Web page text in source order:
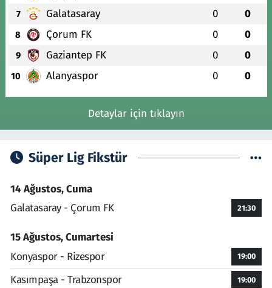
7 Galatasaray 0 0
8 Çorum FK 0 0
9 Gaziantep FK 0 0
10 Alanyaspor 0 0
Detaylar için tıklayın
Süper Lig Fikstür
14 Ağustos, Cuma
Galatasaray - Çorum FK
21:30
15 Ağustos, Cumartesi
Konyaspor - Rizespor
19:00
Kasımpaşa - Trabzonspor 19:00